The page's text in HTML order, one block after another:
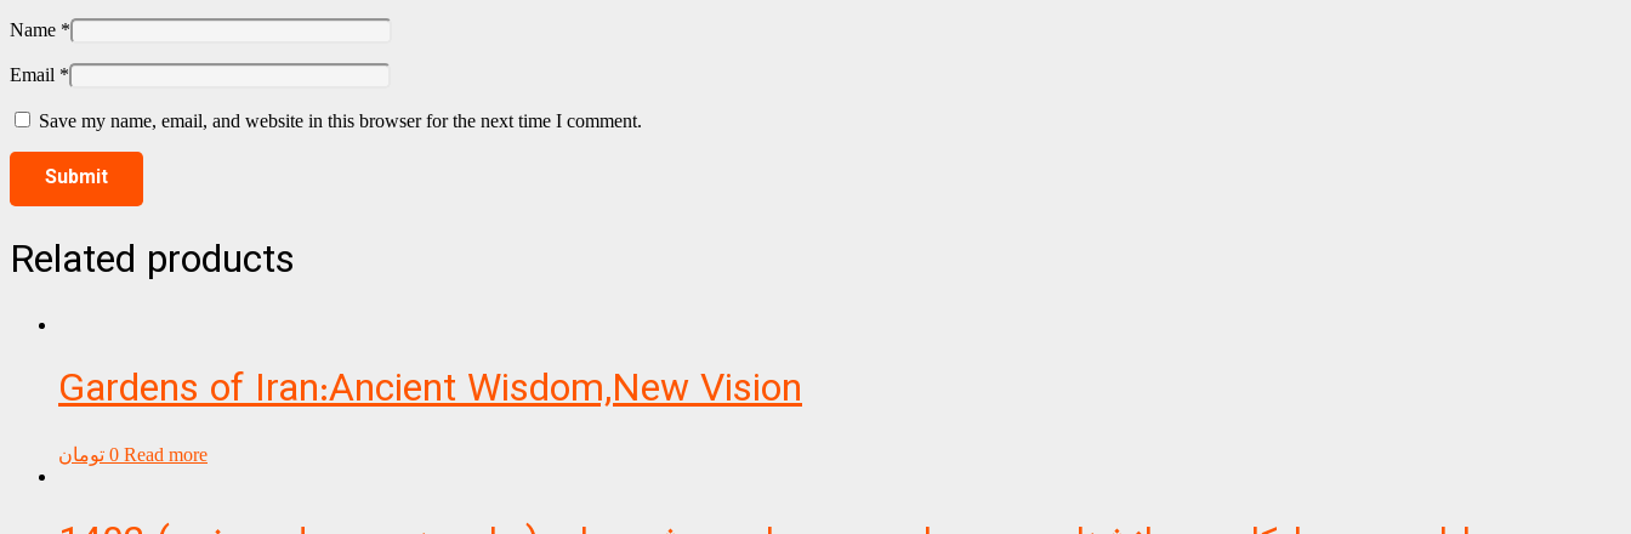
Name *
Email *
Save my name, email, and website in this browser for the next time I comment.
Related products
Gardens of Iran:Ancient Wisdom,New Vision
0 تومان Read more